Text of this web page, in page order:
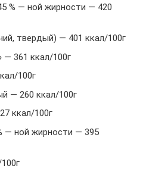
% — ной жирности — 420
твердый) — 401 ккал/100г
— 361 ккал/100г
100г
— 260 ккал/100г
ккал/100г
— ной жирности — 395